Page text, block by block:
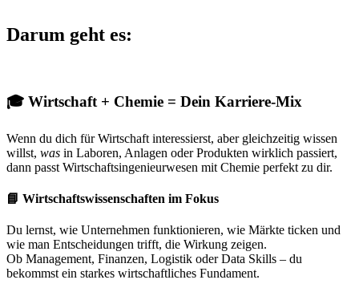
Darum geht es:
🎓 Wirtschaft + Chemie = Dein Karriere-Mix
Wenn du dich für Wirtschaft interessierst, aber gleichzeitig wissen
willst, was in Laboren, Anlagen oder Produkten wirklich passiert,
dann passt Wirtschaftsingenieurwesen mit Chemie perfekt zu dir.
📘 Wirtschaftswissenschaften im Fokus
Du lernst, wie Unternehmen funktionieren, wie Märkte ticken und
wie man Entscheidungen trifft, die Wirkung zeigen.
Ob Management, Finanzen, Logistik oder Data Skills – du
bekommst ein starkes wirtschaftliches Fundament.